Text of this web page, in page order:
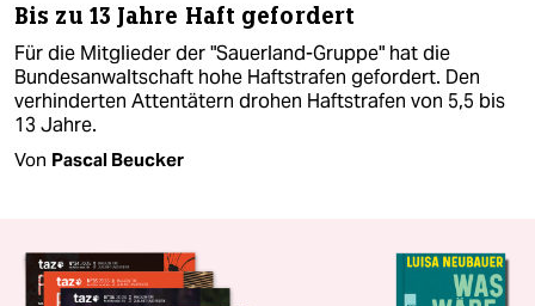
Bis zu 13 Jahre Haft gefordert
Für die Mitglieder der "Sauerland-Gruppe" hat die
Bundesanwaltschaft hohe Haftstrafen gefordert. Den
verhinderten Attentätern drohen Haftstrafen von 5,5 bis
13 Jahre.
Von Pascal Beucker